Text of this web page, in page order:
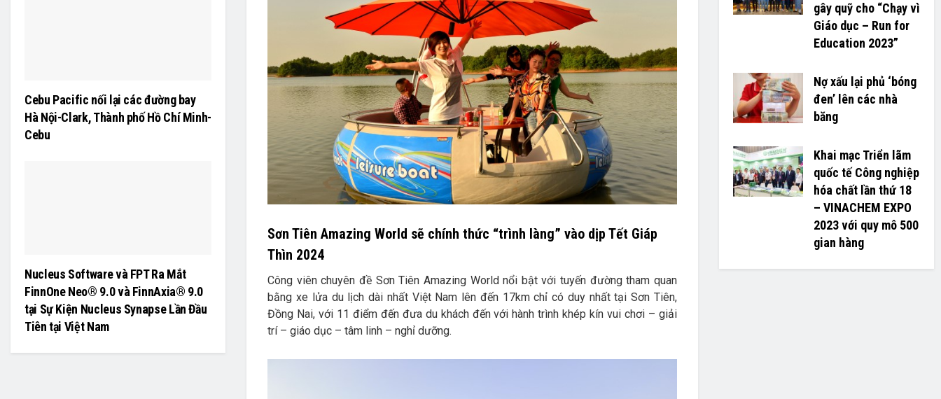
Sơn Tiên Amazing World sẽ chính thức “trình làng” vào dịp Tết Giáp
Thìn 2024
Công viên chuyên đề Sơn Tiên Amazing World nổi bật với tuyến đường tham quan
bằng xe lửa du lịch dài nhất Việt Nam lên đến 17km chỉ có duy nhất tại Sơn Tiên,
Đồng Nai, với 11 điểm đến đưa du khách đến với hành trình khép kín vui chơi – giải
trí – giáo dục – tâm linh – nghỉ dưỡng.
Cebu Pacific nối lại các đường bay
Hà Nội-Clark, Thành phố Hồ Chí Minh-
Cebu
Nucleus Software và FPT Ra Mắt
FinnOne Neo® 9.0 và FinnAxia® 9.0
tại Sự Kiện Nucleus Synapse Lần Đầu
Tiên tại Việt Nam
gây quỹ cho “Chạy vì
Giáo dục – Run for
Education 2023”
Nợ xấu lại phủ ‘bóng
đen’ lên các nhà
băng
Khai mạc Triển lãm
quốc tế Công nghiệp
hóa chất lần thứ 18
– VINACHEM EXPO
2023 với quy mô 500
gian hàng